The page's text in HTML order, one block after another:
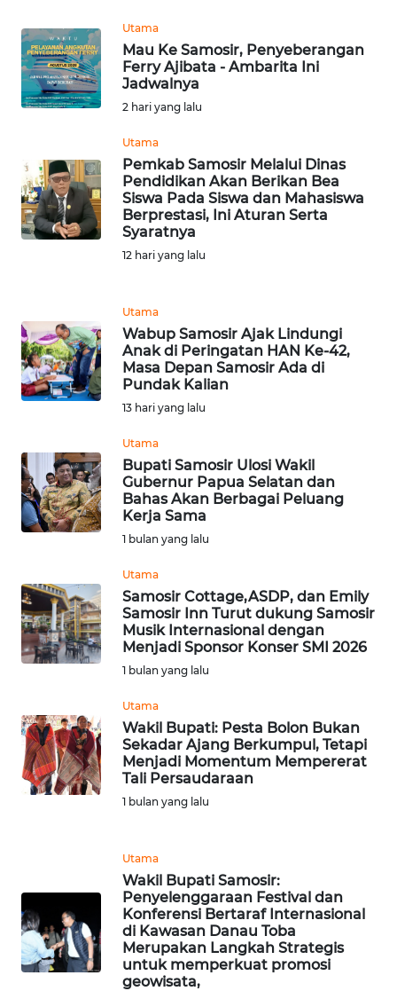
Utama
Mau Ke Samosir, Penyeberangan
Ferry Ajibata - Ambarita Ini
Jadwalnya
2 hari yang lalu
Utama
Pemkab Samosir Melalui Dinas
Pendidikan Akan Berikan Bea
Siswa Pada Siswa dan Mahasiswa
Berprestasi, Ini Aturan Serta
Syaratnya
12 hari yang lalu
Utama
Wabup Samosir Ajak Lindungi
Anak di Peringatan HAN Ke-42,
Masa Depan Samosir Ada di
Pundak Kalian
13 hari yang lalu
Utama
Bupati Samosir Ulosi Wakil
Gubernur Papua Selatan dan
Bahas Akan Berbagai Peluang
Kerja Sama
1 bulan yang lalu
Utama
Samosir Cottage,ASDP, dan Emily
Samosir Inn Turut dukung Samosir
Musik Internasional dengan
Menjadi Sponsor Konser SMI 2026
1 bulan yang lalu
Utama
Wakil Bupati: Pesta Bolon Bukan
Sekadar Ajang Berkumpul, Tetapi
Menjadi Momentum Mempererat
Tali Persaudaraan
1 bulan yang lalu
Utama
Wakil Bupati Samosir:
Penyelenggaraan Festival dan
Konferensi Bertaraf Internasional
di Kawasan Danau Toba
Merupakan Langkah Strategis
untuk memperkuat promosi
geowisata,
INFO
IKLAN
PEDOMAN
MEDIA
SIBER
KARIR
DISCLAIMER
WN
SUMUT
WN
JABAR
WN
NTT
WN
PAPUA